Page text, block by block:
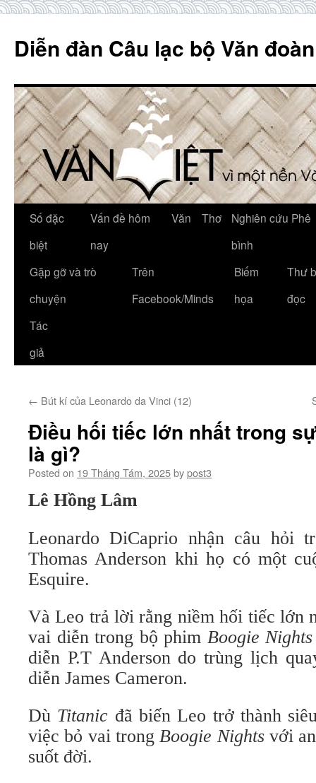
content
Diễn đàn Câu lạc bộ Văn
Số đặc
biệt
Vấn đề hôm
nay
Văn Thơ
Nghiên cứu Phê
bình
Gặp gỡ và trò
chuyện
Trên
Facebook/Minds
Biếm
họa
Thư
đọc
Tác
giả
← Bút kí của Leonardo da Vinci (12)
Điều hối tiếc lớn nhất trong
là gì?
Posted on 19 Tháng Tám, 2025bypost3
Lê Hồng Lâm
Leonardo DiCaprio nhận câu hỏi
Thomas Anderson khi họ có một
Esquire.
Và Leo trả lời rằng niềm hối tiếc lớn
vai diễn trong bộ phim Boogie Nights
diễn P.T Anderson do trùng lịch
diễn James Cameron.
Dù Titanic đã biến Leo trở thành
việc bỏ vai trongBoogie Nightsvới
suốt đời.